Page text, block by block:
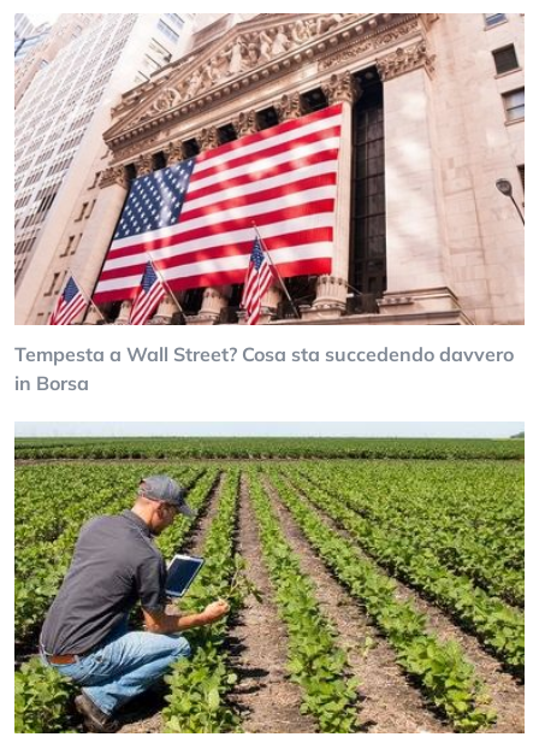
Tempesta a Wall Street? Cosa sta succedendo davvero
in Borsa